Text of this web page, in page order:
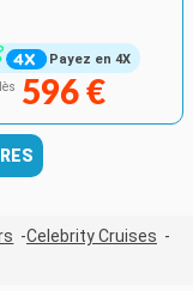
Payez en 4X
596 €
Celebrity Cruises